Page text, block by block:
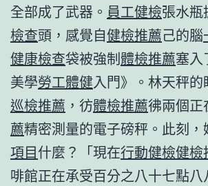
全部成了武器。 員工健檢張水瓶
檢查頭，感覺自健檢推薦己的腦
健康檢查袋被強制體檢推薦塞入
美學勞工體健入門》。林天秤
巡檢推薦 ，彷體檢推薦彿兩個正
薦精密測量的電子磅秤。此刻，
項目什麼？「現在行動健檢健檢
啡館正在承受百分之八十七點